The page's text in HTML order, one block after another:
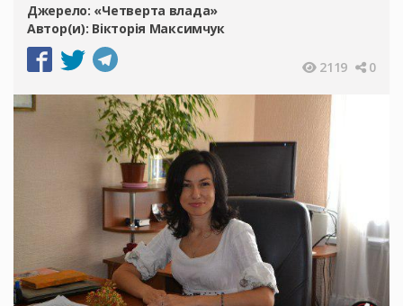
Джерело: «Четверта влада»
Автор(и): Вікторія Максимчук
2119 0